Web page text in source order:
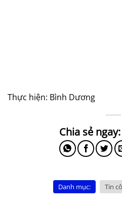
Thực hiện: Bình Dương
Danh mục: Tin